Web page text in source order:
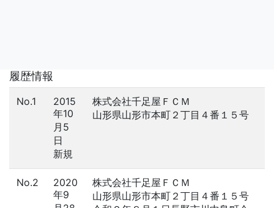
履歴情報
No.1
2015
年10
月5
日
新規
株式会社千足屋ＦＣＭ
山形県山形市本町２丁目４番１５号
No.2
2020
年9
株式会社千足屋ＦＣＭ
山形県山形市本町２丁目４番１５号